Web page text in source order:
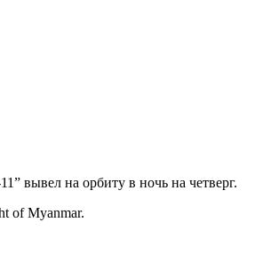
вывел на орбиту в ночь на четверг.
of Myanmar.